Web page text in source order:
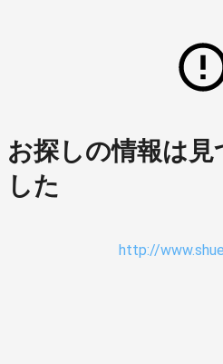
お探しの情報は
した
http://